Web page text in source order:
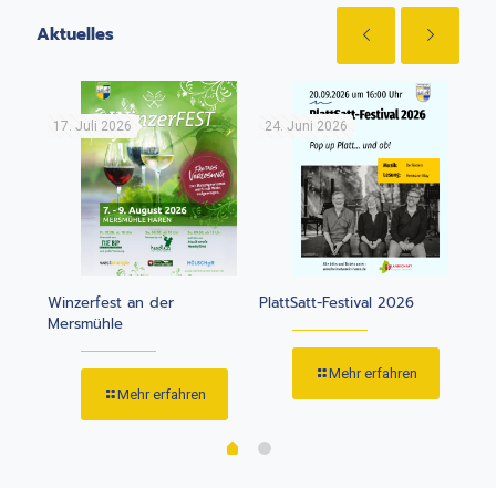
Aktuelles
17. Juli 2026
Winzerfest an der
Mersmühle
Mehr erfahren
24. Juni 2026
PlattSatt-Festival 2026
Mehr erfahren